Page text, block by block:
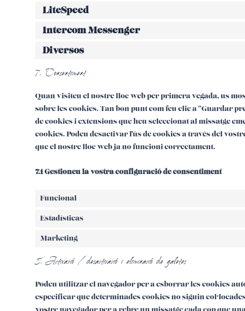
LiteSpeed
Intercom Messenger
Diversos
7. Consentiment
Quan visiteu el nostre lloc web per primera vegada, us
sobre les cookies. Tan bon punt com feu clic a "Guardar
de cookies i extensions que heu seleccionat al missatge
cookies. Podeu desactivar l’ús de cookies a través del
que el nostre lloc web ja no funcioni correctament.
7.1 Gestioneu la vostra configuració de consentiment
Funcional
Estadísticas
Marketing
8. Activació / desactivació i eliminació de galetes
Podeu utilitzar el navegador per a esborrar les cookies
especificar que determinades cookies no siguin